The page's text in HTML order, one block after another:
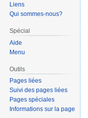
Liens
Qui sommes-nous?
Spécial
Aide
Menu
Outils
Pages liées
Suivi des pages liées
Pages spéciales
Informations sur la page